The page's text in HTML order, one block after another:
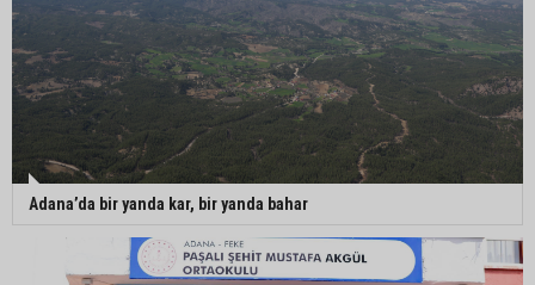
Adana’da bir yanda kar, bir yanda bahar